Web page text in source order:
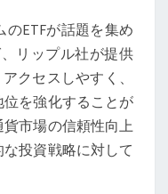
ETFが話題を集め
リップル社が提供
クセスしやすく、
を強化することが
市場の信頼性向上
投資戦略に対して